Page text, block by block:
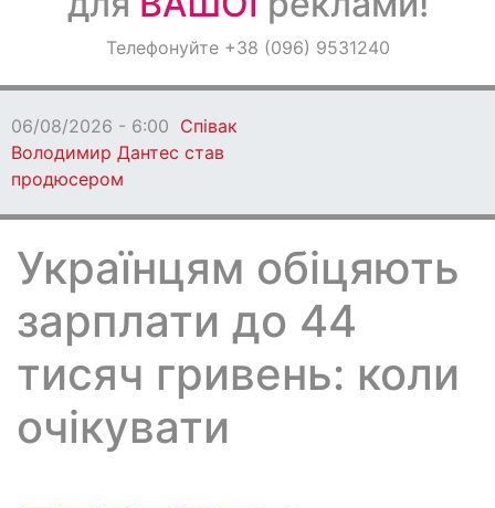
ОголошенняТелефонуйте +38 (096) 9531240
06/08/2026 - 6:00 Співак
Володимир Дантес став
продюсером
Українцям обіцяють
зарплати до 44
тисяч гривень: коли
очікувати